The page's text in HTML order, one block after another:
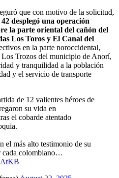
que con motivo de la solicitud,
desplegó una operación
la parte oriental del cañón del
Los Toros y El Canal del
en la parte noroccidental,
Trozos del municipio de Anorí,
y tranquilidad a la población
y el servicio de transporte
de 12 valientes héroes de
su vida en
el cobarde atentado
el más alto testimonio de su
cada colombiano…